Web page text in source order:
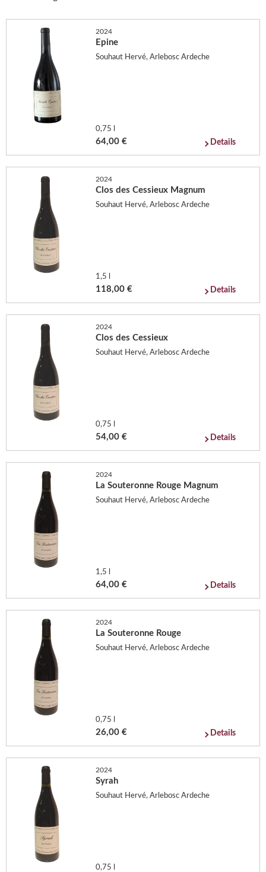
2024
Epine
Souhaut Hervé, Arlebosc Ardeche
0,75 l
64,00 € Details
2024
Clos des Cessieux Magnum
Souhaut Hervé, Arlebosc Ardeche
1,5 l
118,00 € Details
2024
Clos des Cessieux
Souhaut Hervé, Arlebosc Ardeche
0,75 l
54,00 € Details
2024
La Souteronne Rouge Magnum
Souhaut Hervé, Arlebosc Ardeche
1,5 l
64,00 € Details
2024
La Souteronne Rouge
Souhaut Hervé, Arlebosc Ardeche
0,75 l
26,00 € Details
2024
Syrah
Souhaut Hervé, Arlebosc Ardeche
0,75 l